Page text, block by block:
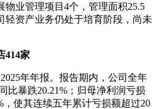
物业管理项目4个，管理面积25.5
轻资产业务仍处于培育阶段，尚未
414家
年年报。报告期内，公司全年
比暴跌20.21%；归母净利润亏损
，使其连续五年累计亏损额超过20